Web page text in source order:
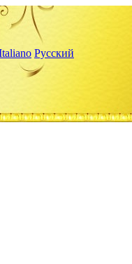
Русский